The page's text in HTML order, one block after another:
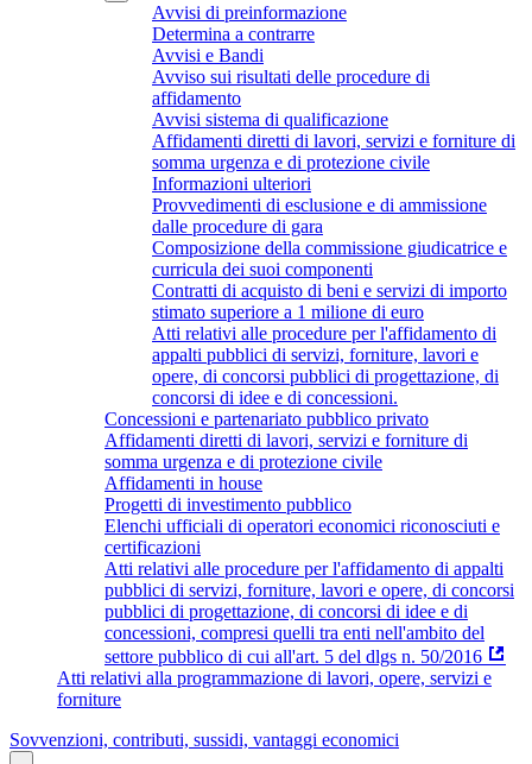
Avvisi di preinformazione
Determina a contrarre
Avvisi e Bandi
Avviso sui risultati delle procedure di
affidamento
Avvisi sistema di qualificazione
Affidamenti diretti di lavori, servizi e forniture di
somma urgenza e di protezione civile
Informazioni ulteriori
Provvedimenti di esclusione e di ammissione
dalle procedure di gara
Composizione della commissione giudicatrice e
curricula dei suoi componenti
Contratti di acquisto di beni e servizi di importo
stimato superiore a 1 milione di euro
Atti relativi alle procedure per l'affidamento di
appalti pubblici di servizi, forniture, lavori e
opere, di concorsi pubblici di progettazione, di
concorsi di idee e di concessioni.
Concessioni e partenariato pubblico privato
Affidamenti diretti di lavori, servizi e forniture di
somma urgenza e di protezione civile
Affidamenti in house
Progetti di investimento pubblico
Elenchi ufficiali di operatori economici riconosciuti e
certificazioni
Atti relativi alle procedure per l'affidamento di appalti
pubblici di servizi, forniture, lavori e opere, di concorsi
pubblici di progettazione, di concorsi di idee e di
concessioni, compresi quelli tra enti nell'ambito del
settore pubblico di cui all'art. 5 del dlgs n. 50/2016
Atti relativi alla programmazione di lavori, opere, servizi e
forniture
Sovvenzioni, contributi, sussidi, vantaggi economici